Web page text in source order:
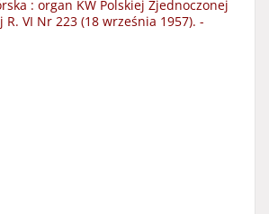
: organ KW Polskiej Zjednoczonej
VI Nr 223 (18 września 1957). -